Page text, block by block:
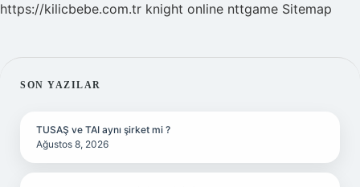
https://kilicbebe.com.tr knight online nttgame Sitemap
SIDEBAR
SON YAZILAR
TUSAŞ ve TAI aynı şirket mi ?
Ağustos 8, 2026